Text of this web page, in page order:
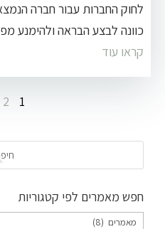
לחוק החברות עבור חברה
כוונה לבצע הבראה ולהימנע
קראו עוד
1
2
חפש מאמרים לפי קטגוריות
חפש